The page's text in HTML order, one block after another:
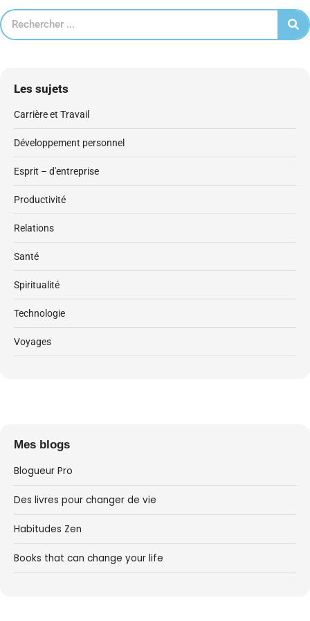
Les sujets
Carrière et Travail
Développement personnel
Esprit – d'entreprise
Productivité
Relations
Santé
Spiritualité
Technologie
Voyages
Mes blogs
Blogueur Pro
Des livres pour changer de vie
Habitudes Zen
Books that can change your life